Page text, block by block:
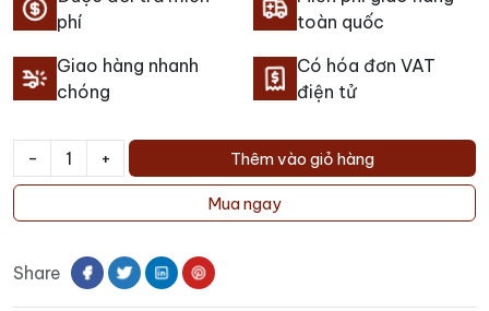
phí
toàn quốc
Giao hàng nhanh
chóng
Có hóa đơn VAT
điện tử
-
Rượu
Bava
Barbera
+ Thêm vào giỏ hàng
Mua ngay
Share